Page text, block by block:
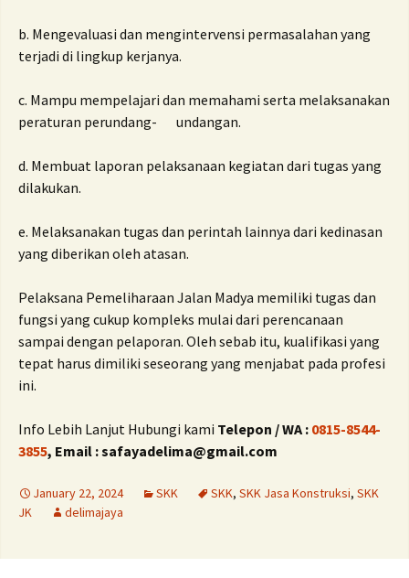
b. Mengevaluasi dan mengintervensi permasalahan yang
terjadi di lingkup kerjanya.
c. Mampu mempelajari dan memahami serta melaksanakan
peraturan perundang- undangan.
d. Membuat laporan pelaksanaan kegiatan dari tugas yang
dilakukan.
e. Melaksanakan tugas dan perintah lainnya dari kedinasan
yang diberikan oleh atasan.
Pelaksana Pemeliharaan Jalan Madya memiliki tugas dan
fungsi yang cukup kompleks mulai dari perencanaan
sampai dengan pelaporan. Oleh sebab itu, kualifikasi yang
tepat harus dimiliki seseorang yang menjabat pada profesi
ini.
Info Lebih Lanjut Hubungi kami Telepon / WA : 0815-8544-
3855, Email : safayadelima@gmail.com
January 22, 2024 SKK SKK, SKK Jasa Konstruksi, SKK
JK
delimajaya